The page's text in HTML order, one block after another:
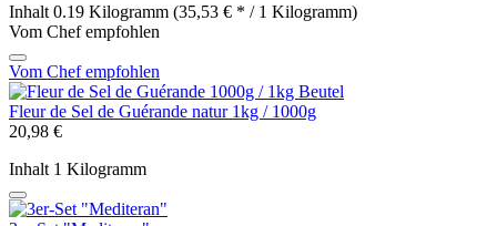
Inhalt 0.19 Kilogramm (35,53 € * / 1 Kilogramm)
Vom Chef empfohlen
Vom Chef empfohlen
Fleur de Sel de Guérande natur 1kg / 1000g
20,98 €
Inhalt 1 Kilogramm